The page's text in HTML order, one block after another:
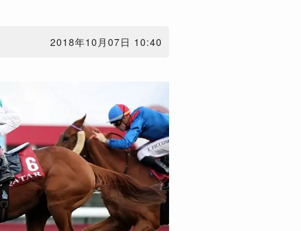
2018年10月07日 10:40